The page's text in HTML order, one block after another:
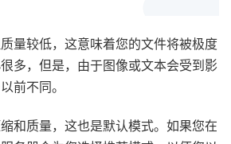
量较低，这意味着您的文件将被极度
多，但是，由于图像或文本会受到影
前不同。
和质量，这也是默认模式。如果您在